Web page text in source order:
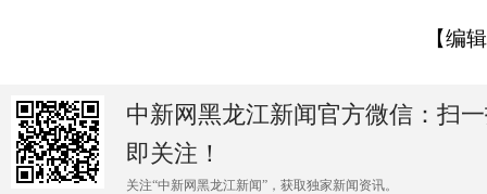
【编
中新网黑龙江新闻官方微信：扫
即关注！
关注“中新网黑龙江新闻”，获取独家新闻资讯。